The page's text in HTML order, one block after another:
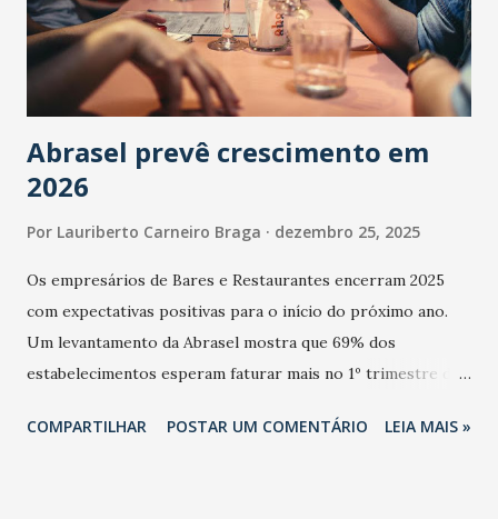
Abrasel prevê crescimento em
2026
Por Lauriberto Carneiro Braga dezembro 25, 2025
Os empresários de Bares e Restaurantes encerram 2025
com expectativas positivas para o início do próximo ano.
Um levantamento da Abrasel mostra que 69% dos
estabelecimentos esperam faturar mais no 1º trimestre de
relação ao último trimestre deste ano, 56% também
COMPARTILHAR POSTAR UM COMENTÁRIO LEIA MAIS »